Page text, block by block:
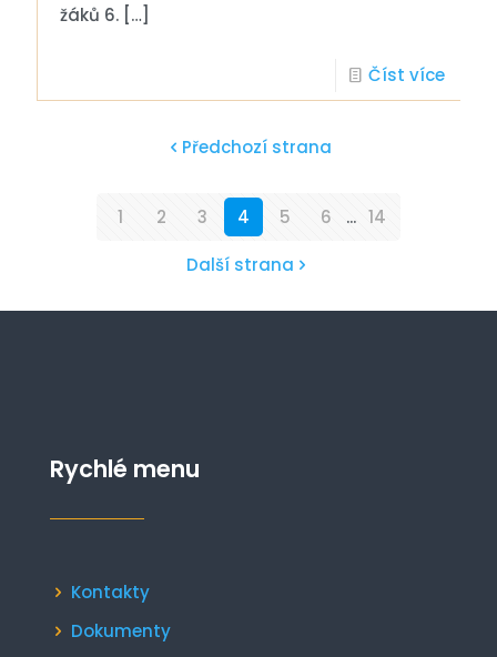
žáků 6. […]
Číst více
Předchozí strana
1 2 3 4 5 6 ... 14
Další strana
Rychlé menu
Kontakty
Dokumenty